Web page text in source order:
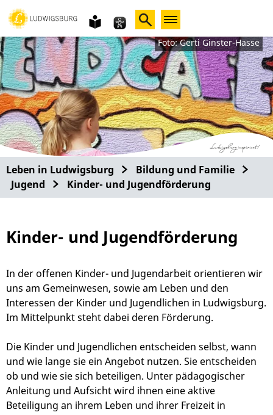
Gebärdensprache
leichte
SpracheFoto: Gerti Ginster-Hasse
Leben in Ludwigsburg
Bildung und Familie
Jugend
Kinder- und Jugendförderung
Kinder- und Jugendförderung
In der offenen Kinder- und Jugendarbeit orientieren wir
uns am Gemeinwesen, sowie am Leben und den
Interessen der Kinder und Jugendlichen in Ludwigsburg.
Im Mittelpunkt steht dabei deren Förderung.
Die Kinder und Jugendlichen entscheiden selbst, wann
und wie lange sie ein Angebot nutzen. Sie entscheiden
ob und wie sie sich beteiligen. Unter pädagogischer
Anleitung und Aufsicht wird ihnen eine aktive
Beteiligung an ihrem Leben und ihrer Freizeit in